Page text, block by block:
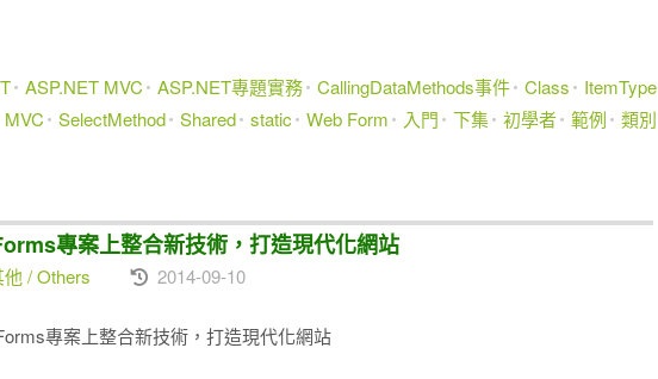
ASP.NET MVC ASP.NET專題實務 CallingDataMethods事件 Class
ItemType
MVC SelectMethod Shared static Web Form 入門 下集 初學者 範例 類別
專案上整合新技術，打造現代化網站
他 / Others 2014-09-10
專案上整合新技術，打造現代化網站